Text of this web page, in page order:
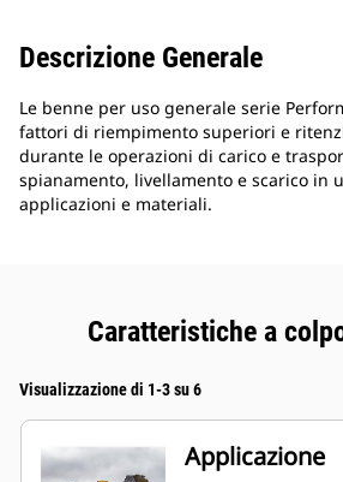
Descrizione Generale
Le benne per uso generale serie
fattori di riempimento superiori e
durante le operazioni di carico e
spianamento, livellamento e scarico in
applicazioni e materiali.
Caratteristiche a
Visualizzazione di 1-3 su 6
Applicazione